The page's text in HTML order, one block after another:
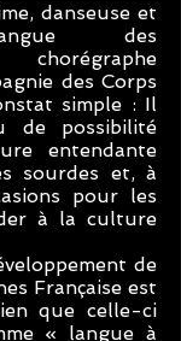
danseuse et
des
chorégraphe
des Corps
simple : Il
de possibilité
entendante
sourdes et, à
pour les
à la culture
de
Française est
que celle-ci
« langue à